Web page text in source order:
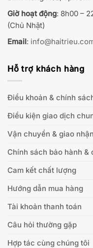
Giờ hoạt động: 8h00 –
(Chủ Nhật)
Email:
Hỗ trợ khách hàng
Điều khoản & chính
Điều kiện giao dịch
Vận chuyển & giao nhận
Chính sách bảo hành &
Cam kết chất lượng
Hướng dẫn mua hàng
Tài khoản thanh toán
Câu hỏi thường gặp
Hợp tác cùng chúng tôi